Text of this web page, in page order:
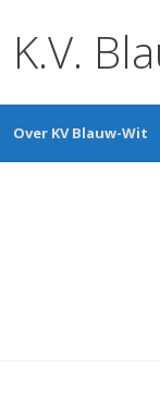
K.V.
Over KV Blauw-Wit